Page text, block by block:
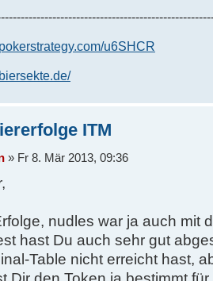
u6SHCR
ITM
» Fr 8. Mär 2013, 09:36
nudles war ja auch mit
hast Du auch sehr gut
Table nicht erreicht hast,